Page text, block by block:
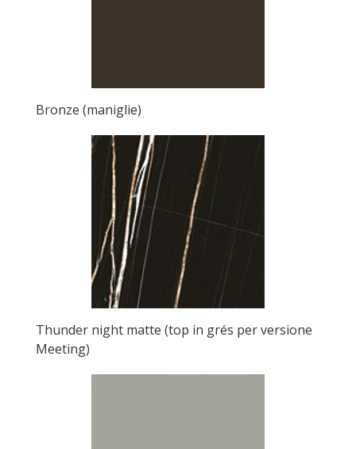
Bronze (maniglie)
Thunder night matte (top in grés per versione
Meeting)